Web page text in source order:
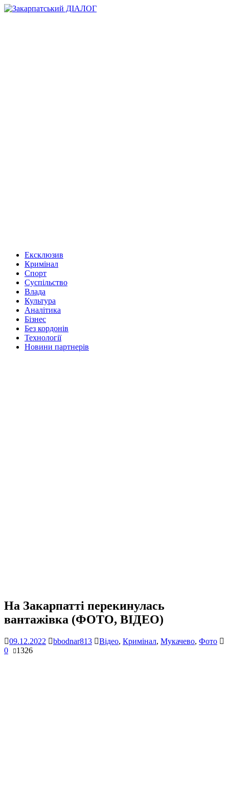
Ексклюзив
Кримінал
Спорт
Суспільство
Влада
Культура
Аналітика
Бізнес
Без кордонів
Технології
Новини партнерів
На Закарпатті перекинулась
вантажівка (ФОТО, ВІДЕО)
09.12.2022 bbodnar813 Відео, Кримінал, Мукачево, Фото
0
1326